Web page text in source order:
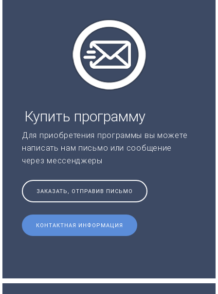
Купить программу
Для приобретения программы вы можете
написать нам письмо или сообщение
через мессенджеры
ЗАКАЗАТЬ, ОТПРАВИВ ПИСЬМО
КОНТАКТНАЯ ИНФОРМАЦИЯ